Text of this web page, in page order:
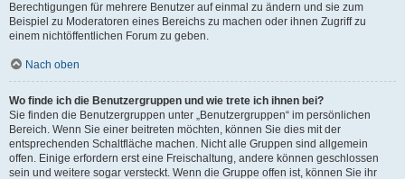
Berechtigungen für mehrere Benutzer auf einmal zu ändern und sie zum
Beispiel zu Moderatoren eines Bereichs zu machen oder ihnen Zugriff zu
einem nichtöffentlichen Forum zu geben.
Nach oben
Wo finde ich die Benutzergruppen und wie trete ich ihnen bei?
Sie finden die Benutzergruppen unter „Benutzergruppen“ im persönlichen
Bereich. Wenn Sie einer beitreten möchten, können Sie dies mit der
entsprechenden Schaltfläche machen. Nicht alle Gruppen sind allgemein
offen. Einige erfordern erst eine Freischaltung, andere können geschlossen
sein und weitere sogar versteckt. Wenn die Gruppe offen ist, können Sie ihr